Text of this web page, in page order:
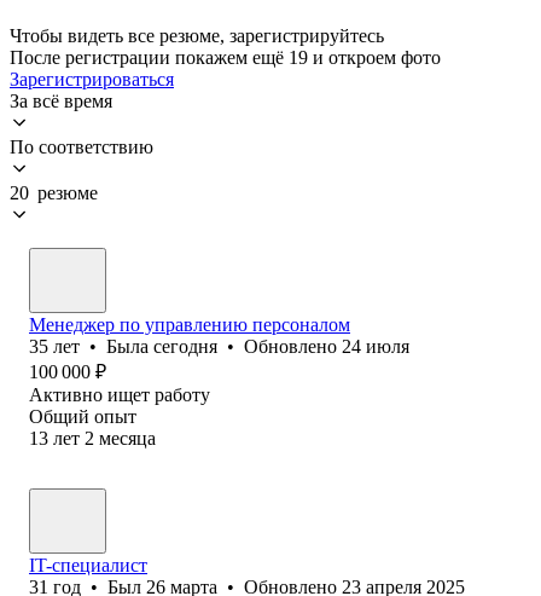
Чтобы видеть все резюме, зарегистрируйтесь
После регистрации покажем ещё 19 и откроем фото
Зарегистрироваться
За всё время
По соответствию
20 резюме
Менеджер по управлению персоналом
35 лет • Была сегодня • Обновлено 24 июля
100 000 ₽
Активно ищет работу
Общий опыт
13 лет 2 месяца
IT-специалист
31 год • Был 26 марта • Обновлено 23 апреля 2025